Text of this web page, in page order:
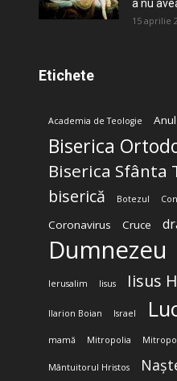
a nu
15 aprilie
Etichete
Academia de Teologie
Biserica
Biserica Sfânta
biserică Botezul
Coronavirus
Cruce
Dumnezeu
Ierusalim Iisus Iisus
Ilarion Boian Israel
mamă Mitropolia
Mântuitorul Hristos